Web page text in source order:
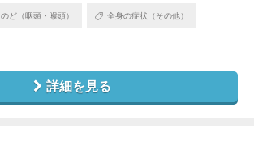
のど（咽頭・喉頭） 全身の症状（その他）
詳細を見る